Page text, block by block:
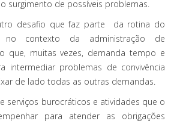
surgimento de possíveis problemas.
desafio que faz parte da rotina do
no contexto da administração de
que, muitas vezes, demanda tempo e
intermediar problemas de convivência
de lado todas as outras demandas.
serviços burocráticos e atividades que o
para atender as obrigações